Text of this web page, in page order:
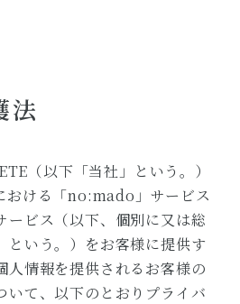
法
（以下「当社」という。）
おける「no:mado」サービス
ービス（以下、個別に又は総
という。）をお客様に提供す
人情報を提供されるお客様の
いて、以下のとおりプライバ